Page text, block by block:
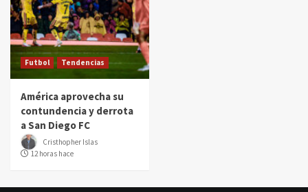
Futbol Tendencias
América aprovecha su
contundencia y derrota
a San Diego FC
Cristhopher Islas
12 horas hace